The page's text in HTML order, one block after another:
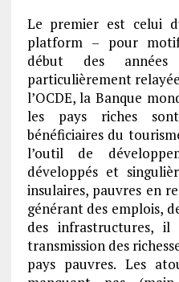
Le premier est celui
platform – pour
début des
particulièrement
l’OCDE, la Banque
les pays riches
bénéficiaires du
l’outil de
développés et
insulaires, pauvres en
générant des emplois,
des infrastructures,
transmission des
pays pauvres. Les